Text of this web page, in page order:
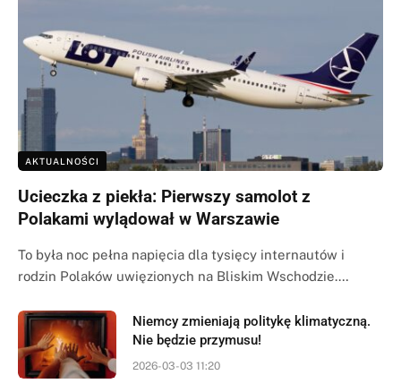
AKTUALNOŚCI
Ucieczka z piekła: Pierwszy samolot z
Polakami wylądował w Warszawie
To była noc pełna napięcia dla tysięcy internautów i
rodzin Polaków uwięzionych na Bliskim Wschodzie.…
Niemcy zmieniają politykę klimatyczną.
Nie będzie przymusu!
2026-03-03 11:20